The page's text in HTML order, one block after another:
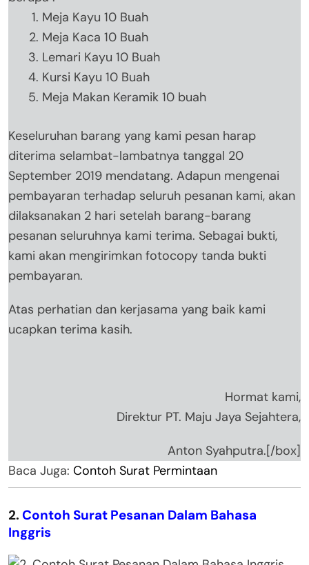
Meja Kayu 10 Buah
Meja Kaca 10 Buah
Lemari Kayu 10 Buah
Kursi Kayu 10 Buah
Meja Makan Keramik 10 buah
Keseluruhan barang yang kami pesan harap
diterima selambat-lambatnya tanggal 20
September 2019 mendatang. Adapun mengenai
pembayaran terhadap seluruh pesanan kami, akan
dilaksanakan 2 hari setelah barang-barang
pesanan seluruhnya kami terima. Sebagai bukti,
kami akan mengirimkan fotocopy tanda bukti
pembayaran.
Atas perhatian dan kerjasama yang baik kami
ucapkan terima kasih.
Hormat kami,
Direktur PT. Maju Jaya Sejahtera,
Anton Syahputra.[/box]
Baca Juga: Contoh Surat Permintaan
2. Contoh Surat Pesanan Dalam Bahasa
Inggris